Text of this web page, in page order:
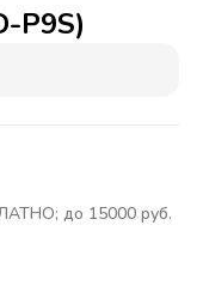
P9S)
до 15000 руб.